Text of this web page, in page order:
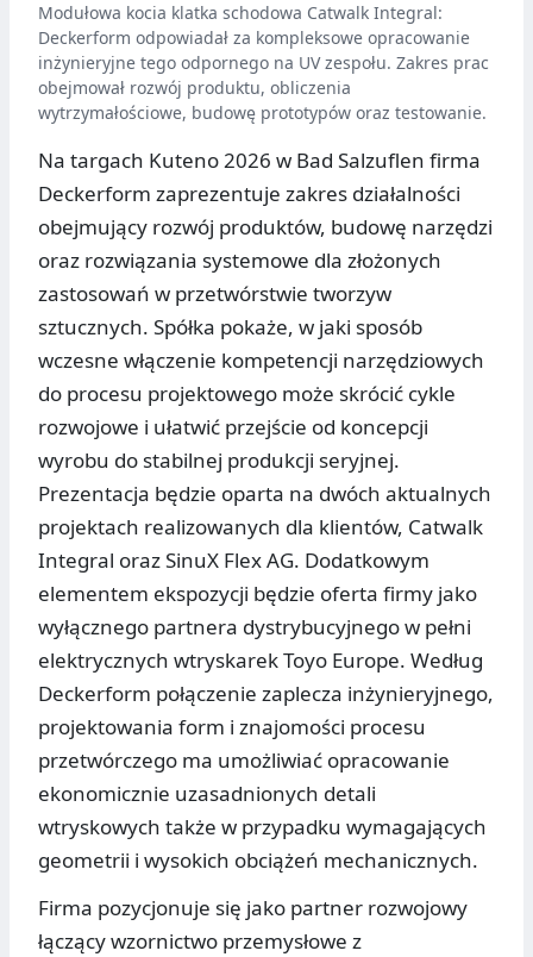
Modułowa kocia klatka schodowa Catwalk Integral:
Deckerform odpowiadał za kompleksowe opracowanie
inżynieryjne tego odpornego na UV zespołu. Zakres prac
obejmował rozwój produktu, obliczenia
wytrzymałościowe, budowę prototypów oraz testowanie.
Na targach Kuteno 2026 w Bad Salzuflen firma
Deckerform zaprezentuje zakres działalności
obejmujący rozwój produktów, budowę narzędzi
oraz rozwiązania systemowe dla złożonych
zastosowań w przetwórstwie tworzyw
sztucznych. Spółka pokaże, w jaki sposób
wczesne włączenie kompetencji narzędziowych
do procesu projektowego może skrócić cykle
rozwojowe i ułatwić przejście od koncepcji
wyrobu do stabilnej produkcji seryjnej.
Prezentacja będzie oparta na dwóch aktualnych
projektach realizowanych dla klientów, Catwalk
Integral oraz SinuX Flex AG. Dodatkowym
elementem ekspozycji będzie oferta firmy jako
wyłącznego partnera dystrybucyjnego w pełni
elektrycznych wtryskarek Toyo Europe. Według
Deckerform połączenie zaplecza inżynieryjnego,
projektowania form i znajomości procesu
przetwórczego ma umożliwiać opracowanie
ekonomicznie uzasadnionych detali
wtryskowych także w przypadku wymagających
geometrii i wysokich obciążeń mechanicznych.
Firma pozycjonuje się jako partner rozwojowy
łączący wzornictwo przemysłowe z